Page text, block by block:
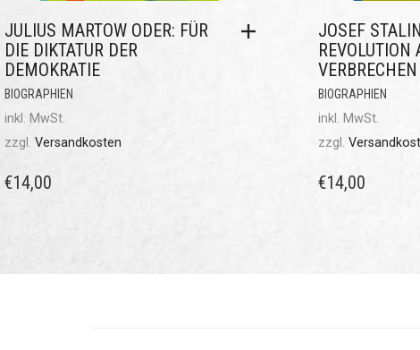
JULIUS MARTOW ODER: FÜR
DIE DIKTATUR DER
DEMOKRATIE
BIOGRAPHIEN
inkl. MwSt.
zzgl. Versandkosten
€14,00
JOSEF
REVOLUTION
VERBRECHEN
BIOGRAPHIEN
inkl. MwSt.
zzgl.
€14,00